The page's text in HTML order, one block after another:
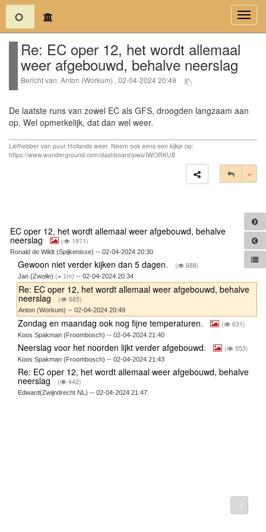
(current)
Re: EC oper 12, het wordt allemaal
weer afgebouwd, behalve neerslag
Bericht van: Anton (Workum) , 02-04-2024 20:49
De laatste runs van zowel EC als GFS, droogden langzaam aan
op. Wel opmerkelijk, dat dan wel weer.
Liefhebber van puur Hollands weer. Neem ook eens een kijkje op:
https://www.wunderground.com/dashboard/pws/IWORKU8
EC oper 12, het wordt allemaal weer afgebouwd, behalve
neerslag ( 1971)
Ronald de Wildt (Spijkenisse) -- 02-04-2024 20:30
Gewoon niet verder kijken dan 5 dagen. ( 688)
Jan (Zwolle) ( 1m) -- 02-04-2024 20:34
Re: EC oper 12, het wordt allemaal weer afgebouwd, behalve
neerslag ( 685)
Anton (Workum) -- 02-04-2024 20:49
Zondag en maandag ook nog fijne temperaturen. ( 631)
Koos Spakman (Froombosch) -- 02-04-2024 21:40
Neerslag voor het noorden lijkt verder afgebouwd. ( 553)
Koos Spakman (Froombosch) -- 02-04-2024 21:43
Re: EC oper 12, het wordt allemaal weer afgebouwd, behalve
neerslag ( 442)
Edward(Zwijndrecht NL) -- 02-04-2024 21:47